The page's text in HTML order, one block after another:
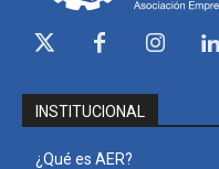
INSTITUCIONAL
¿Qué es AER?